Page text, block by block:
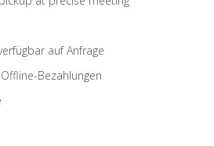
auf Anfrage
Bezahlungen